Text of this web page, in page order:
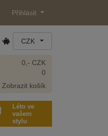
Přihlásit
CZK
0,- CZK
0
Zobrazit košík
Léto ve
vašem
stylu